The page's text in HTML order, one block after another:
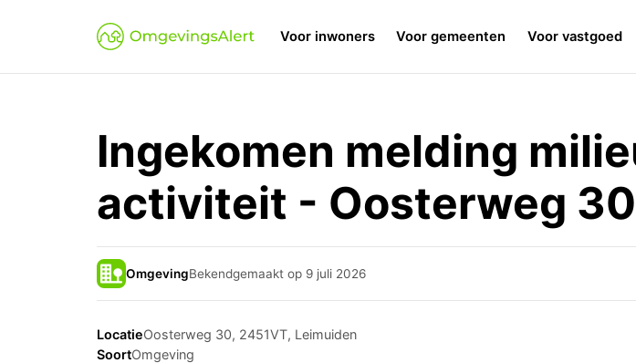
Voor inwoners Voor gemeenten Voor vastgoed
Ingekomen melding
activiteit - Oosterweg
OmgevingBekendgemaakt op 9 juli 2026
LocatieOosterweg 30, 2451VT, Leimuiden
SoortOmgeving